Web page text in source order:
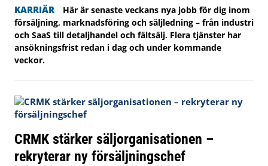
KARRIÄR
Här är senaste veckans nya jobb för dig inom
försäljning, marknadsföring och säljledning – från industri
och SaaS till detaljhandel och fältsälj. Flera tjänster har
ansökningsfrist redan i dag och under kommande
veckor.
CRMK stärker säljorganisationen –
rekryterar ny försäljningschef